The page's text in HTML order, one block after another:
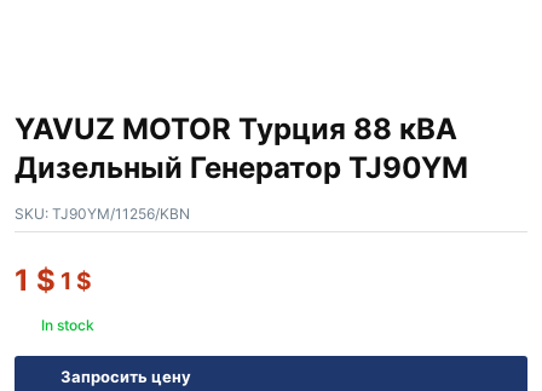
YAVUZ MOTOR Турция 88 кВА
Дизельный Генератор TJ90YM
SKU: TJ90YM/11256/KBN
1 $ 1 $
In stock
Запросить цену